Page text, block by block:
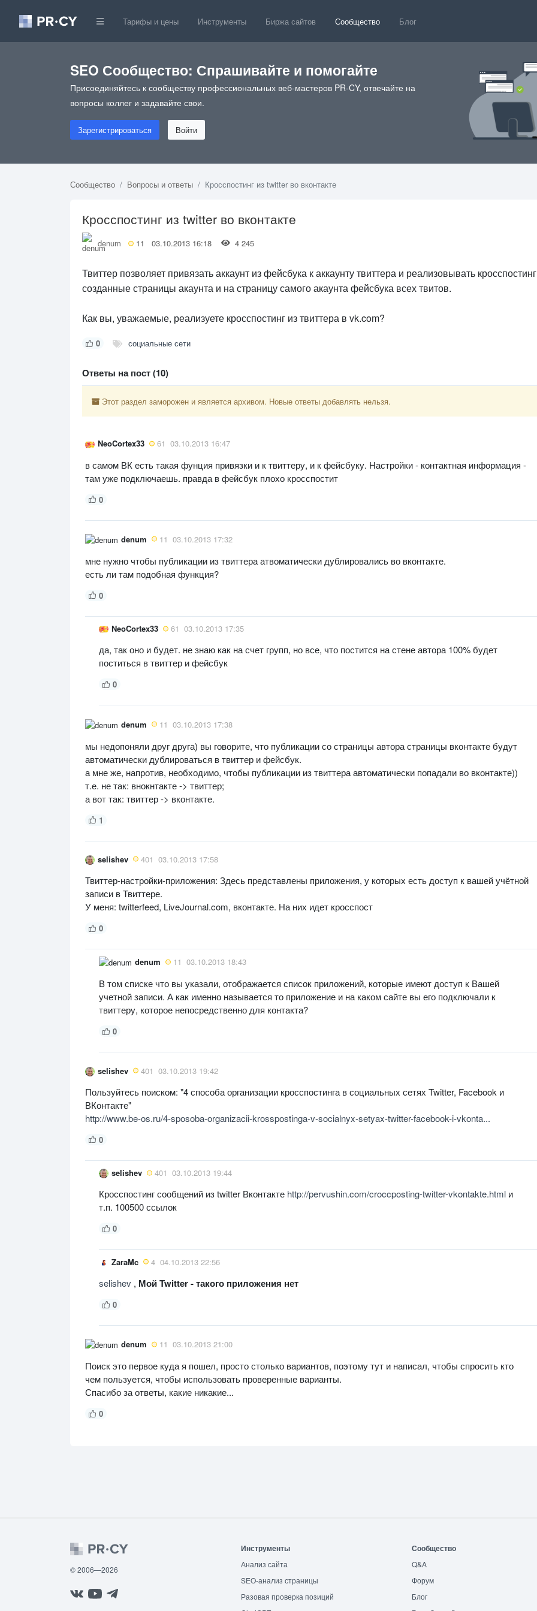
Тарифы и цены Инструменты Биржа сайтов Сообщество Блог
SEO Сообщество: Спрашивайте и помогайте
Присоединяйтесь к сообществу профессиональных веб-мастеров PR-CY, отвечайте на
вопросы коллег и задавайте свои.
Зарегистрироваться Войти
Сообщество Вопросы и ответы Кросспостинг из twitter во вконтакте
Кросспостинг из twitter во вконтакте
denum 11 03.10.2013 16:18 4 245
Твиттер позволяет привязать аккаунт из фейсбука к аккаунту твиттера и реализовывать
созданные страницы акаунта и на страницу самого акаунта фейсбука всех твитов.
Как вы, уважаемые, реализуете кросспостинг из твиттера в vk.com?
0 социальные сети
Ответы на пост (10)
Этот раздел заморожен и является архивом. Новые ответы добавлять нельзя.
NeoCortex33 61 03.10.2013 16:47
в самом ВК есть такая фунция привязки и к твиттеру, и к фейсбуку. Настройки - контактная информация -
там уже подключаешь. правда в фейсбук плохо кросспостит
0
denum 11 03.10.2013 17:32
мне нужно чтобы публикации из твиттера атвоматически дублировались во вконтакте.
есть ли там подобная функция?
0
NeoCortex33 61 03.10.2013 17:35
да, так оно и будет. не знаю как на счет групп, но все, что постится на стене автора 100% будет
поститься в твиттер и фейсбук
0
denum 11 03.10.2013 17:38
мы недопоняли друг друга) вы говорите, что публикации со страницы автора страницы вконтакте будут
автоматически дублироваться в твиттер и фейсбук.
а мне же, напротив, необходимо, чтобы публикации из твиттера автоматически попадали во вконтакте))
т.е. не так: внокнтакте -> твиттер;
а вот так: твиттер -> вконтакте.
1
selishev 401 03.10.2013 17:58
Твиттер-настройки-приложения: Здесь представлены приложения, у которых есть доступ к вашей учётной
записи в Твиттере.
У меня: twitterfeed, LiveJournal.com, вконтакте. На них идет кросспост
0
denum 11 03.10.2013 18:43
В том списке что вы указали, отображается список приложений, которые имеют доступ к Вашей
учетной записи. А как именно называется то приложение и на каком сайте вы его подключали к
твиттеру, которое непосредственно для контакта?
0
selishev 401 03.10.2013 19:42
Пользуйтесь поиском: "4 способа организации кросспостинга в социальных сетях Twitter, Facebook и
ВКонтакте"
http://www.be-os.ru/4-sposoba-organizacii-krosspostinga-v-socialnyx-setyax-twitter-facebook-i-vkonta...
0
selishev 401 03.10.2013 19:44
Кросспостинг сообщений из twitter Вконтакте http://pervushin.com/croccposting-twitter-vkontakte.html и
т.п. 100500 ссылок
0
ZaraMc 4 04.10.2013 22:56
selishev , Мой Twitter - такого приложения нет
0
denum 11 03.10.2013 21:00
Поиск это первое куда я пошел, просто столько вариантов, поэтому тут и написал, чтобы спросить кто
чем пользуется, чтобы использовать проверенные варианты.
Спасибо за ответы, какие никакие...
0
© 2006—2026
Инструменты
Анализ сайта
SEO-анализ страницы
Разовая проверка позиций
Сообщество
Q&A
Форум
Блог